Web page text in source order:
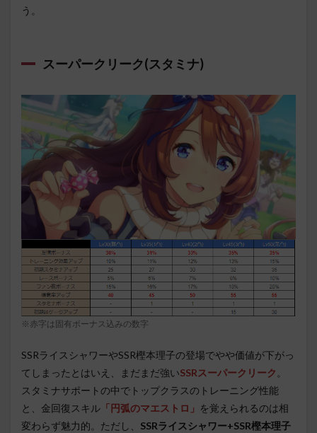
う。
スーパークリーク(スタミナ)
※赤字は固有ボーナス込みの数字
SSRライスシャワーやSSR樫本理子の登場でやや価値が下がっ
てしまったとはいえ、まだまだ強いSSRスーパークリーク 。
スタミナサポートの中でトップクラスのトレーニング性能
と、金回復スキル 「円弧のマエストロ」 を覚えられるのは相
変わらず魅力的。ただし、 SSRライスシャワー+SSR樫本理子